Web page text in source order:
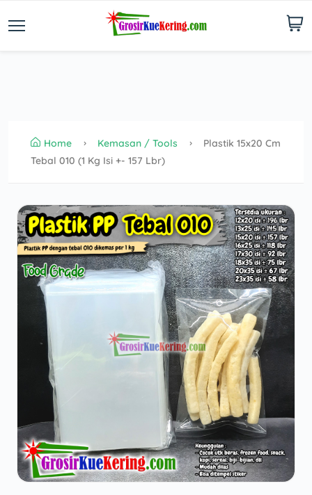
Home Kemasan / Tools
Plastik 15x20 Cm
Tebal 010 (1 Kg Isi +- 157 Lbr)